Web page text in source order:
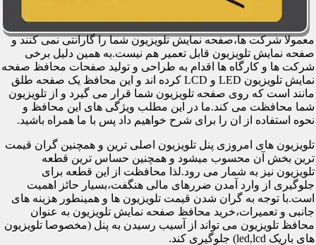
معمولا شرکت ها،صفحه نمایش تلویزیون شما را گارانتی نمی کنند و
صفحه نمایش تلویزیون قابل تعمیر هم نیست.به همین دلیل برخی
شرکت ها و کارگاه ها اقدام به طراحی و تولید صفحات محافظ صفحه
نمایش تلویزیون LED و LCD کرده اند و این محافظ یک صفحه طلق
مانند است که روی صفحه تلویزیون شما قرار می گیرد و از تلویزیون
شما محافظت می کند.ما در این مطلب ویژگی های این محافظ و
نحوه استفاده از ان را برای شرح خواهیم داد پس با ما همراه باشید.
تلویزیون های امروزی پنل تلویزیون اصلی ترین و همچنین گران قیمت
ترین بخش آن محسوب میشود و همچنین حساس ترین قطعه
تلویزیون نیز به شمار می رود.لذا محافظت از این قطعه برای
جلوگیری از وارد آمدن ضررهای مالی هنگفت،بسیار حائز اهمیت
است.با توجه به گران شدن قیمت تلویزیون ها و همینطور هزینه های
جانبی و تعمیرات،خرید محافظ صفحه نمایش تلویزیون به عنوان
محافظ تلویزیون می تواند از آسیب رسیدن به پنل (مخصوصا تلویزیون
های باریک led,lcd) جلوگیری کند.